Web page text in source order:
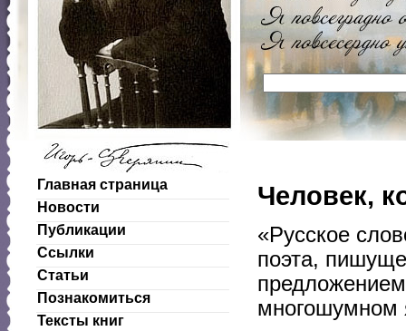
Главная страница
Новости
Публикации
Ссылки
Статьи
Познакомиться
Тексты книг
Человек,
«Русское
поэта,
многошумном